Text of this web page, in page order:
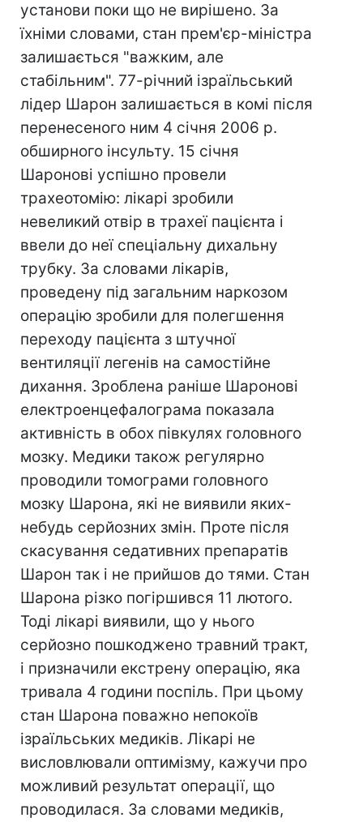
установи поки що не вирішено. За
їхніми словами, стан прем'єр-міністра
залишається "важким, але
стабільним". 77-річний ізраїльський
лідер Шарон залишається в комі після
перенесеного ним 4 січня 2006 р.
обширного інсульту. 15 січня
Шаронові успішно провели
трахеотомію: лікарі зробили
невеликий отвір в трахеї пацієнта і
ввели до неї спеціальну дихальну
трубку. За словами лікарів,
проведену під загальним наркозом
операцію зробили для полегшення
переходу пацієнта з штучної
вентиляції легенів на самостійне
дихання. Зроблена раніше Шаронові
електроенцефалограма показала
активність в обох півкулях головного
мозку. Медики також регулярно
проводили томограми головного
мозку Шарона, які не виявили яких-
небудь серйозних змін. Проте після
скасування седативних препаратів
Шарон так і не прийшов до тями. Стан
Шарона різко погіршився 11 лютого.
Тоді лікарі виявили, що у нього
серйозно пошкоджено травний тракт,
і призначили екстрену операцію, яка
тривала 4 години поспіль. При цьому
стан Шарона поважно непокоїв
ізраїльських медиків. Лікарі не
висловлювали оптимізму, кажучи про
можливий результат операції, що
проводилася. За словами медиків,